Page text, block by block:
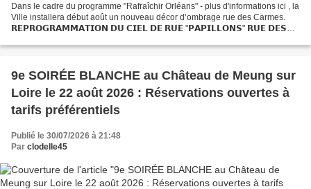
Dans le cadre du programme "Rafraîchir Orléans" - plus d'informations ici , la
Ville installera début août un nouveau décor d’ombrage rue des Carmes.
𝗥𝗘𝗣𝗥𝗢𝗚𝗥𝗔𝗠𝗠𝗔𝗧𝗜𝗢𝗡 𝗗𝗨 𝗖𝗜𝗘𝗟 𝗗𝗘 𝗥𝗨𝗘 "𝗣𝗔𝗣𝗜𝗟𝗟𝗢𝗡𝗦" 𝗥𝗨𝗘 𝗗𝗘𝗦
9e SOIRÉE BLANCHE au Château de Meung sur
Loire le 22 août 2026 : Réservations ouvertes à
tarifs préférentiels
Publié le 30/07/2026 à 21:48
Par clodelle45